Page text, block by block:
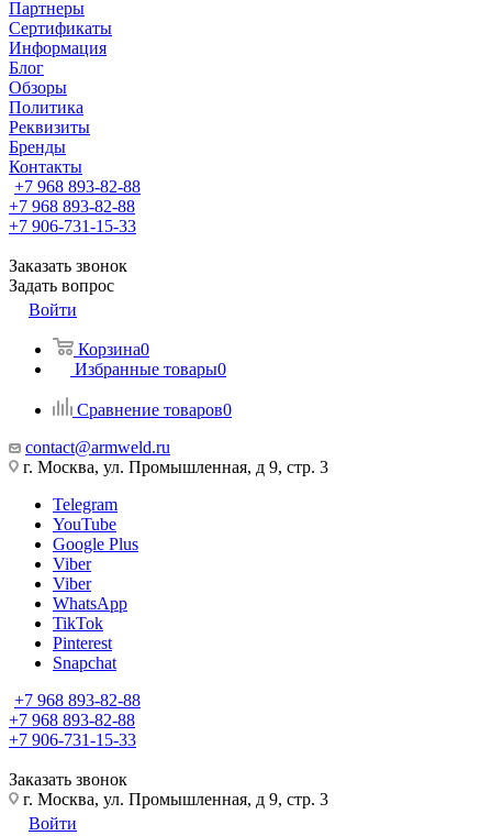
Партнеры
Сертификаты
Информация
Блог
Обзоры
Политика
Реквизиты
Бренды
Контакты
+7 968 893-82-88
+7 968 893-82-88
+7 906-731-15-33
Заказать звонок
Задать вопрос
Войти
Корзина0
Избранные товары0
Сравнение товаров0
contact@armweld.ru
г. Москва, ул. Промышленная, д 9, стр. 3
Telegram
YouTube
Google Plus
Viber
Viber
WhatsApp
TikTok
Pinterest
Snapchat
+7 968 893-82-88
+7 968 893-82-88
+7 906-731-15-33
Заказать звонок
г. Москва, ул. Промышленная, д 9, стр. 3
Войти